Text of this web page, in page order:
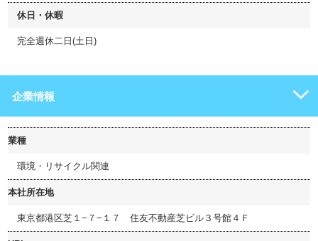
休日・休暇
完全週休二日(土日)
企業情報
業種
環境・リサイクル関連
本社所在地
東京都港区芝１−７−１７ 住友不動産芝ビル３号館４Ｆ